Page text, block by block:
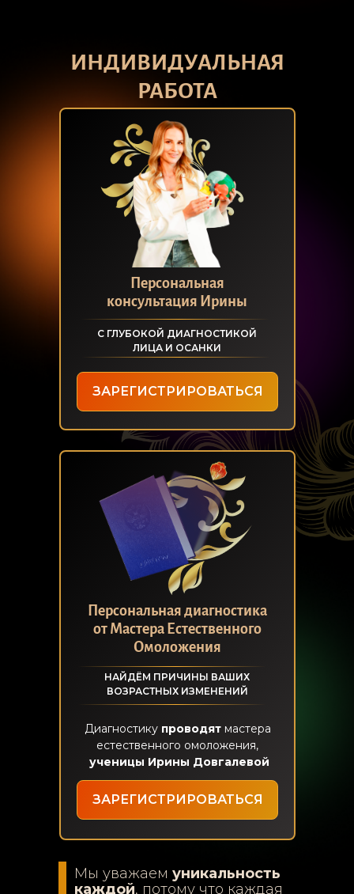
Персональная диагностика
от Мастера Естественного
Омоложения
НАЙДЁМ ПРИЧИНЫ ВАШИХ
ВОЗРАСТНЫХ ИЗМЕНЕНИЙ
Диагностику проводятмастера
естественного омоложения,
ученицы Ирины Довгалевой
ЗАРЕГИСТРИРОВАТЬСЯ
ЗАРЕГИСТРИРОВАТЬСЯ
Персональная
консультация Ирины
С ГЛУБОКОЙ ДИАГНОСТИКОЙ
ЛИЦА И ОСАНКИ
ИНДИВИДУАЛЬНАЯ
РАБОТА
Мы уважаем уникальность
каждой, потому что каждая